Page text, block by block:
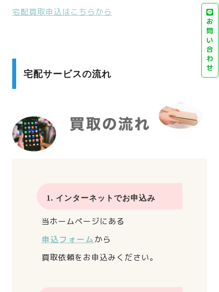
宅配買取申込はこちらから
宅配サービスの流れ
1. インターネットでお申込み
当ホームページにある
申込フォームから
買取依頼をお申込みください。
お
問
い
合
わ
せ